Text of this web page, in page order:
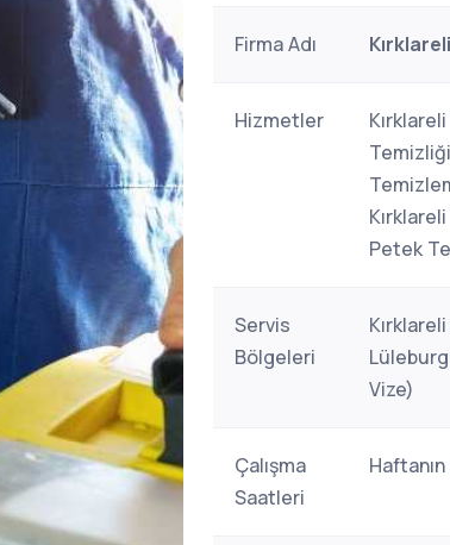
Firma Adı
Hizmetler
Petek
Servis
Bölgeleri
Vize)
Çalışma
Saatleri